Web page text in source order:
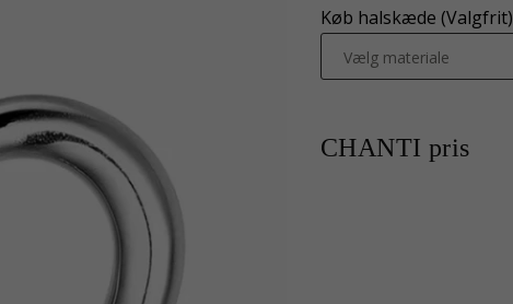
Køb halskæde (Valgfrit)
Vælg materiale
CHANTI pris